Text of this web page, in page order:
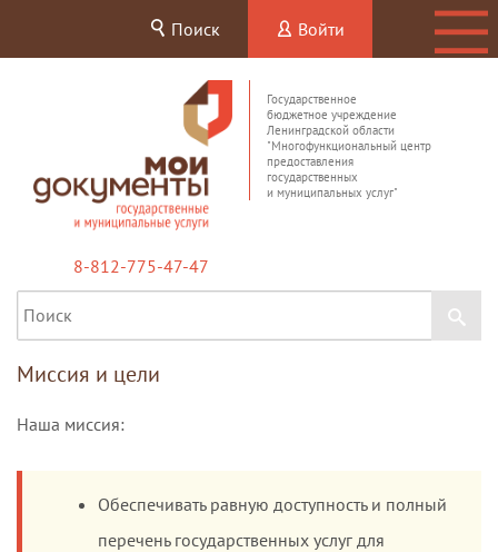
Поиск Войти
Государственное
бюджетное учреждение
Ленинградской области
"Многофункциональный центр
предоставления
государственных
и муниципальных услуг"
8-812-775-47-47
Миссия и цели
Наша миссия:
Обеспечивать равную доступность и полный
перечень государственных услуг для